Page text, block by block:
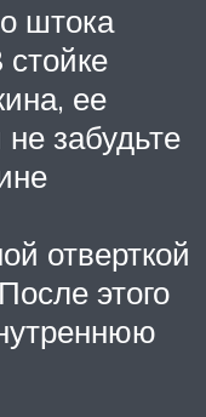
штока
ее
забудьте
отверткой
этого